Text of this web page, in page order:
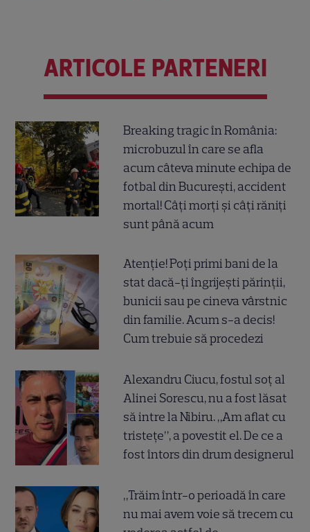
ARTICOLE PARTENERI
Breaking tragic în România:
microbuzul în care se afla
acum câteva minute echipa de
fotbal din București, accident
mortal! Câți morți și câți răniți
sunt până acum
Atenție! Poți primi bani de la
stat dacă-ți îngrijești părinții,
bunicii sau pe cineva vârstnic
din familie. Acum s-a decis!
Cum trebuie să procedezi
Alexandru Ciucu, fostul soț al
Alinei Sorescu, nu a fost lăsat
să intre la Nibiru. „Am aflat cu
tristețe”, a povestit el. De ce a
fost întors din drum designerul
„Trăim într-o perioadă în care
nu mai avem voie să trecem cu